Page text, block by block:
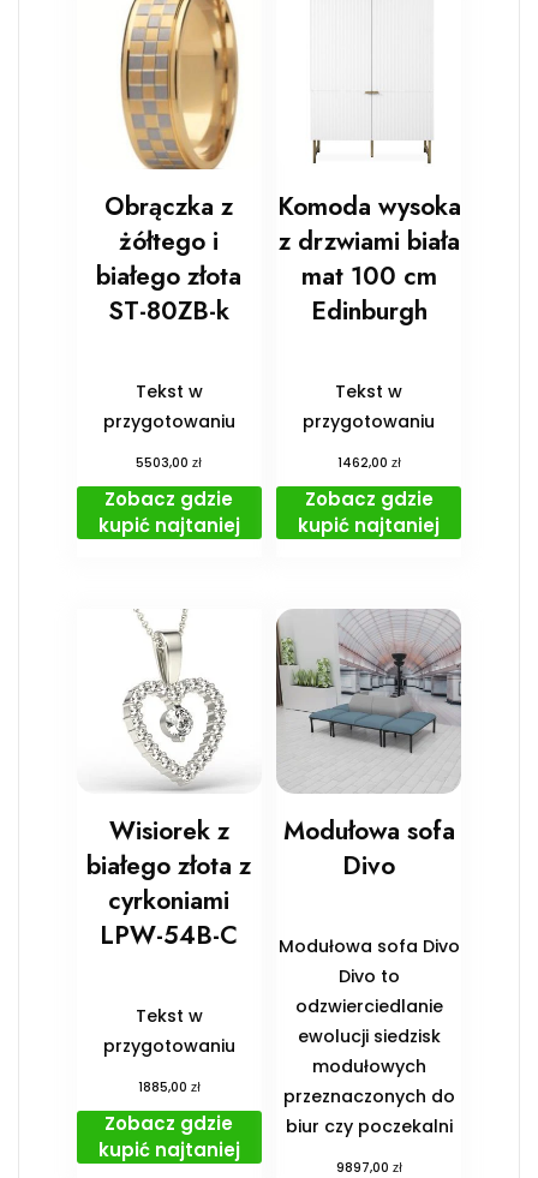
Obrączka z
żółtego i
białego złota
ST-80ZB-k
Tekst w
przygotowaniu
5503,00zł
Zobacz gdzie
kupić najtaniej
Komoda wysoka
z drzwiami biała
mat 100 cm
Edinburgh
Tekst w
przygotowaniu
1462,00 zł
Zobacz gdzie
kupić najtaniej
Wisiorek z
białego złota z
cyrkoniami
LPW-54B-C
Tekst w
przygotowaniu
1885,00 zł
Zobacz gdzie
kupić najtaniej
Modułowa sofa
Divo
Modułowa sofa Divo
Divo to
odzwierciedlanie
ewolucji siedzisk
modułowych
przeznaczonych do
biur czy poczekalni
9897,00 zł